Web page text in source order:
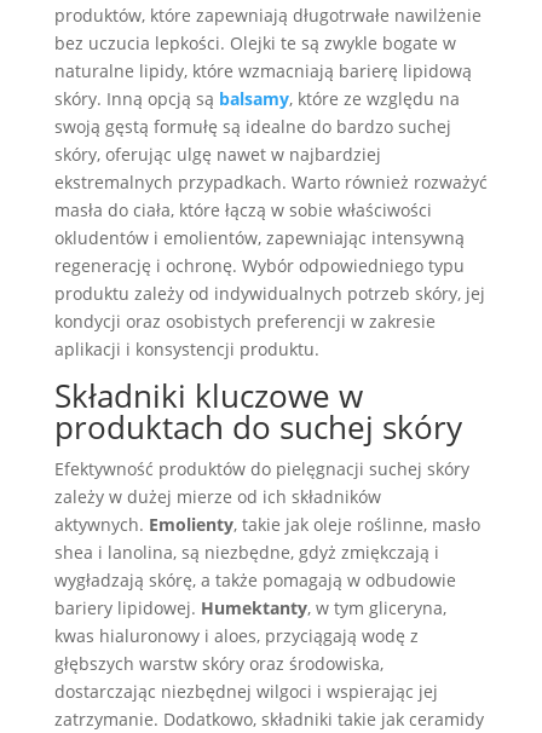
produktów, które zapewniają długotrwałe nawilżenie
bez uczucia lepkości. Olejki te są zwykle bogate w
naturalne lipidy, które wzmacniają barierę lipidową
skóry. Inną opcją są balsamy, które ze względu na
swoją gęstą formułę są idealne do bardzo suchej
skóry, oferując ulgę nawet w najbardziej
ekstremalnych przypadkach. Warto również rozważyć
masła do ciała, które łączą w sobie właściwości
okludentów i emolientów, zapewniając intensywną
regenerację i ochronę. Wybór odpowiedniego typu
produktu zależy od indywidualnych potrzeb skóry, jej
kondycji oraz osobistych preferencji w zakresie
aplikacji i konsystencji produktu.
Składniki kluczowe w
produktach do suchej skóry
Efektywność produktów do pielęgnacji suchej skóry
zależy w dużej mierze od ich składników
aktywnych. Emolienty, takie jak oleje roślinne, masło
shea i lanolina, są niezbędne, gdyż zmiękczają i
wygładzają skórę, a także pomagają w odbudowie
bariery lipidowej. Humektanty, w tym gliceryna,
kwas hialuronowy i aloes, przyciągają wodę z
głębszych warstw skóry oraz środowiska,
dostarczając niezbędnej wilgoci i wspierając jej
zatrzymanie. Dodatkowo, składniki takie jak ceramidy